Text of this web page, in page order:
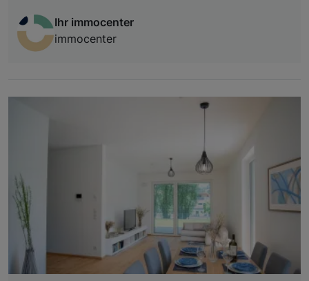
Ihr immocenter
immocenter